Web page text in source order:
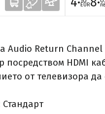
EUR
Audio Return
посредством HDMI
от телевизора
Стандарт